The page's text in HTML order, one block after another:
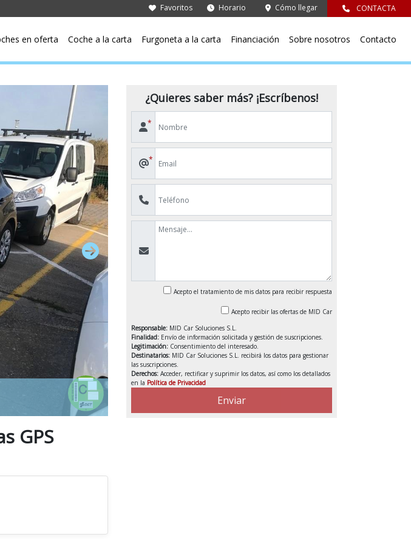
Favoritos Horario Cómo llegar CONTACTA
en oferta Coche a la carta Furgoneta a la carta Financiación Sobre nosotros Contacto
GPS
¿Quieres saber más? ¡Escríbenos!
*
*
Acepto el tratamiento de mis datos para recibir respuesta
Acepto recibir las ofertas de MID Car
Responsable: MID Car Soluciones S.L.
Finalidad: Envío de información solicitada y gestión de suscripciones.
Legitimación: Consentimiento del interesado.
Destinatarios: MID Car Soluciones S.L. recibirá los datos para gestionar
las suscripciones.
Derechos:Acceder, rectificar y suprimir los datos, así como los detallados
en la Política de Privacidad
Enviar